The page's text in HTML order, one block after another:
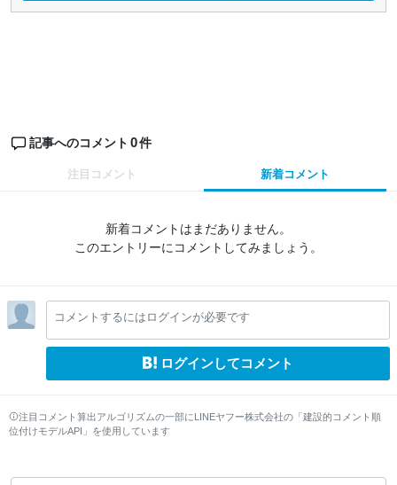
記事へのコメント 0件
注目コメント 新着コメント
新着コメントはまだありません。
このエントリーにコメントしてみましょう。
コメントするにはログインが必要です
ログインしてコメント
注目コメント算出アルゴリズムの一部にLINEヤフー株式会社の「建設的コメント順
位付けモデルAPI」を使用しています